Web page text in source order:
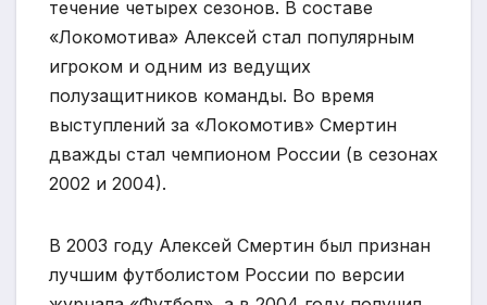
течение четырех сезонов. В составе
«Локомотива» Алексей стал популярным
игроком и одним из ведущих
полузащитников команды. Во время
выступлений за «Локомотив» Смертин
дважды стал чемпионом России (в сезонах
2002 и 2004).
В 2003 году Алексей Смертин был признан
лучшим футболистом России по версии